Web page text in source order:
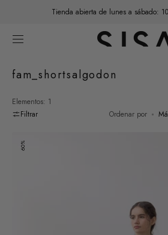
Tienda abierta de lunes a sábado:
Recopilación:
fam_shortsalgodon
Elementos: 1
Filtrar
Ordenar por
Short
Ancho
60%